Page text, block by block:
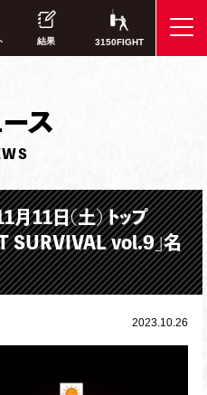
結果 3150FIGHT
ース
11月11日(土) トップ
SURVIVAL vol.9」名
2023.10.26